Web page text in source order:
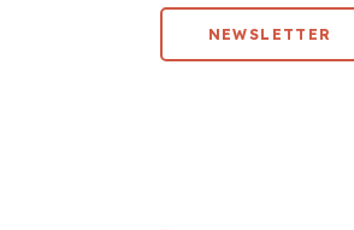
NEWSLETTER